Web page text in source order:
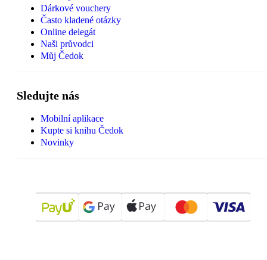
Dárkové vouchery
Často kladené otázky
Online delegát
Naši průvodci
Můj Čedok
Sledujte nás
Mobilní aplikace
Kupte si knihu Čedok
Novinky